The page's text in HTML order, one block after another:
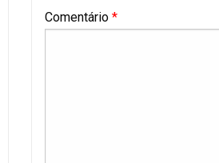
Comentário *